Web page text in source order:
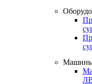
Машины